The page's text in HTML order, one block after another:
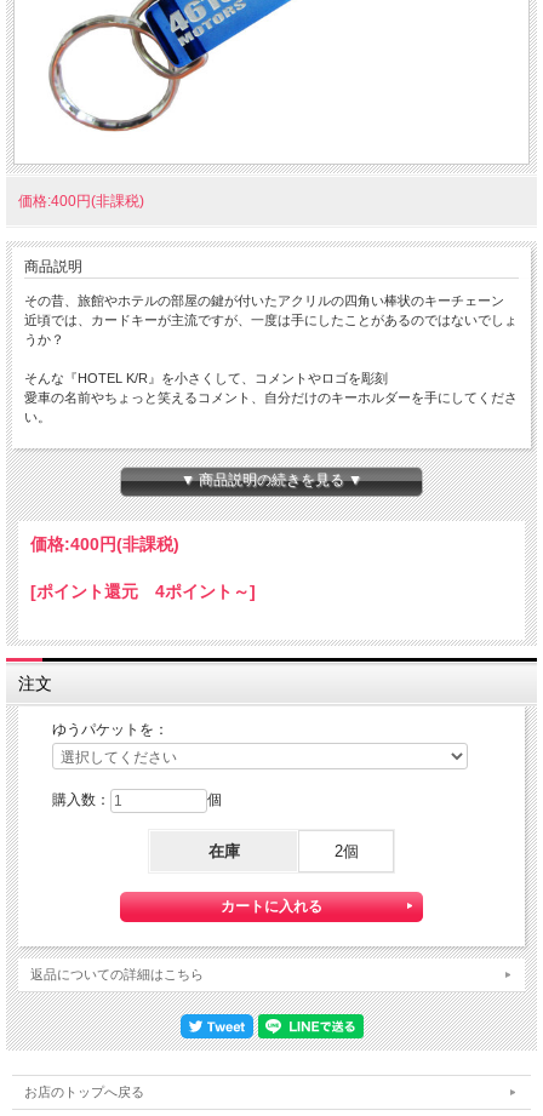
価格:400円(非課税)
商品説明
その昔、旅館やホテルの部屋の鍵が付いたアクリルの四角い棒状のキーチェーン
近頃では、カードキーが主流ですが、一度は手にしたことがあるのではないでしょ
うか？
そんな『HOTEL K/R』を小さくして、コメントやロゴを彫刻
愛車の名前やちょっと笑えるコメント、自分だけのキーホルダーを手にしてくださ
い。
ちょっと小さな 『Mini HOTEL K/R』 です。
本体サイズ：１０×１４×８０ｍｍ
★コチラの商品は 『ゆうパケット』配送可能な商品になります。
ご利用の際の配送費は、全国一律『２５０円』になります。
ゆうパケット配送をご希望されるお客様は下記のゆうパケットにつきましての説明
ゆうパケット配送をご選択ください。
【送料】全国一律料金でお届けします。
『ゆうパケット』は通常の宅配便と異なり直接ポストへ投函するお届け方法です。
宅配便のように受領印やサインのやり取りが無く、ご不在時であってもお受け取り
いただけます。
また、沖縄等の離島区域の場合でも別途送料が掛かりません。
ゆうパケットをご選択いただいたお客様へは、商品配送後 「お問い合わせ番号」
▼ 商品説明の続きを見る ▼
価格:400円(非課税)
[ポイント還元 4ポイント～]
注文
ゆうパケットを：
購入数： 個
在庫 2個
返品についての詳細はこちら
お店のトップへ戻る